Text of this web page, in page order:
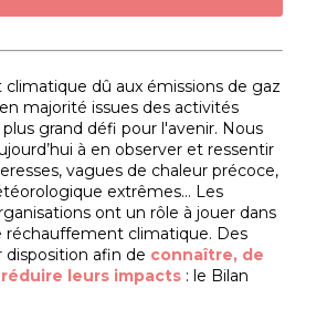
dû aux émissions de gaz
majorité issues des activités
grand défi pour l'avenir. Nous
à en observer et ressentir
vagues de chaleur précoce,
extrêmes… Les
ont un rôle à jouer dans
réchauffement climatique. Des
disposition afin de connaître, de
leurs impacts : le Bilan